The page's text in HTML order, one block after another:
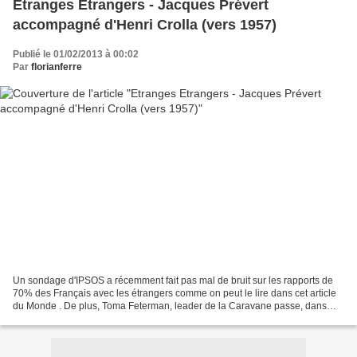
Etranges Etrangers - Jacques Prévert
accompagné d'Henri Crolla (vers 1957)
Publié le 01/02/2013 à 00:02
Par florianferre
Un sondage d'IPSOS a récemment fait pas mal de bruit sur les rapports de
70% des Français avec les étrangers comme on peut le lire dans cet article
du Monde . De plus, Toma Feterman, leader de la Caravane passe, dans